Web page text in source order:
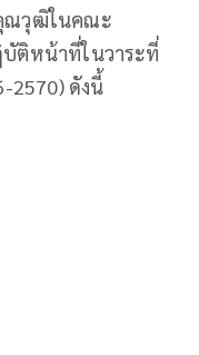
ณวุฒิในคณะ
ติหน้าที่ในวาระที่
2570) ดังนี้